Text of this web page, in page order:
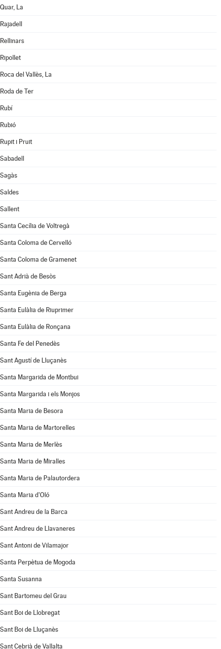
Quar, La
Rajadell
Rellinars
Ripollet
Roca del Vallès, La
Roda de Ter
Rubí
Rubió
Rupit i Pruit
Sabadell
Sagàs
Saldes
Sallent
Santa Cecília de Voltregà
Santa Coloma de Cervelló
Santa Coloma de Gramenet
Sant Adrià de Besòs
Santa Eugènia de Berga
Santa Eulàlia de Riuprimer
Santa Eulàlia de Ronçana
Santa Fe del Penedès
Sant Agustí de Lluçanès
Santa Margarida de Montbui
Santa Margarida i els Monjos
Santa Maria de Besora
Santa Maria de Martorelles
Santa Maria de Merlès
Santa Maria de Miralles
Santa Maria de Palautordera
Santa Maria d'Oló
Sant Andreu de la Barca
Sant Andreu de Llavaneres
Sant Antoni de Vilamajor
Santa Perpètua de Mogoda
Santa Susanna
Sant Bartomeu del Grau
Sant Boi de Llobregat
Sant Boi de Lluçanès
Sant Cebrià de Vallalta